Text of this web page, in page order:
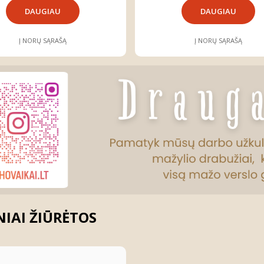
DAUGIAU
Į NORŲ SĄRAŠĄ
DAUGIAU
Į NORŲ SĄRAŠĄ
ŽIŪRĖTOS